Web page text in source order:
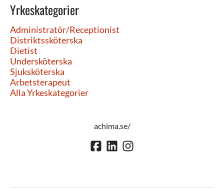
Yrkeskategorier
Administratör/Receptionist
Distriktssköterska
Dietist
Undersköterska
Sjuksköterska
Arbetsterapeut
Alla Yrkeskategorier
achima.se/